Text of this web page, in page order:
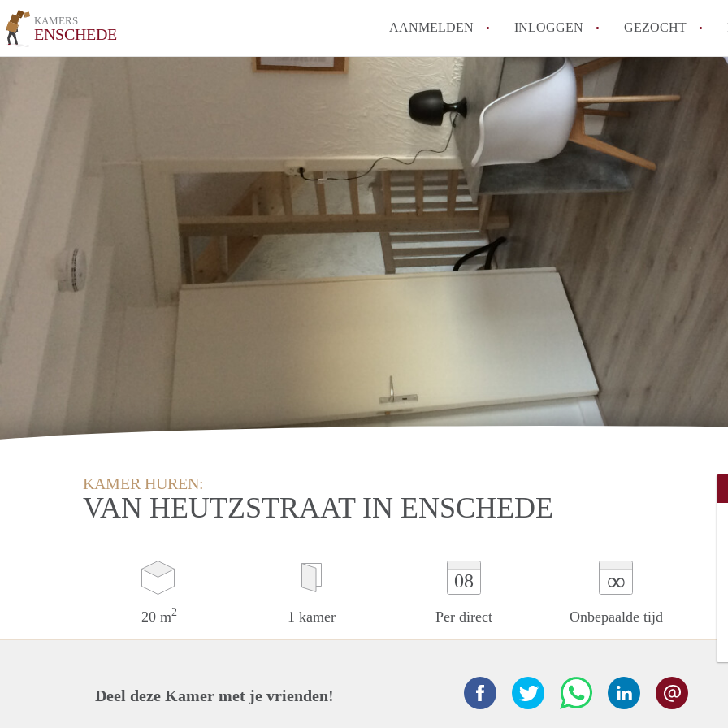
KAMERS
ENSCHEDE AANMELDEN INLOGGEN GEZOCHT
How to translate
Wat is KamersEnschede?
Wat is de privacyverklaring van
Berekent KamersEnschede
Is KamersEnschede
KAMER HUREN:
VAN HEUTZSTRAAT IN ENSCHEDE
20 m2 1 kamer
08
Per direct
∞
Onbepaalde tijd
Deel deze Kamer met je vrienden!